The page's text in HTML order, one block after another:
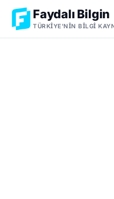
Faydalı Bilgin
TÜRKIYE'NIN BILGI